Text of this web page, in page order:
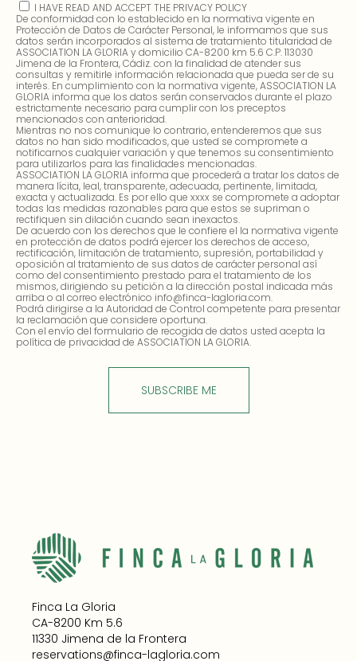
I HAVE READ AND ACCEPT THE PRIVACY POLICY
De conformidad con lo establecido en la normativa vigente en
Protección de Datos de Carácter Personal, le informamos que sus
datos serán incorporados al sistema de tratamiento titularidad de
ASSOCIATION LA GLORIA y domicilio CA-8200 km 5.6 C.P. 113030
Jimena de la Frontera, Cádiz. con la finalidad de atender sus
consultas y remitirle información relacionada que pueda ser de su
interés. En cumplimiento con la normativa vigente, ASSOCIATION LA
GLORIA informa que los datos serán conservados durante el plazo
estrictamente necesario para cumplir con los preceptos
mencionados con anterioridad.
Mientras no nos comunique lo contrario, entenderemos que sus
datos no han sido modificados, que usted se compromete a
notificarnos cualquier variación y que tenemos su consentimiento
para utilizarlos para las finalidades mencionadas.
ASSOCIATION LA GLORIA informa que procederá a tratar los datos de
manera lícita, leal, transparente, adecuada, pertinente, limitada,
exacta y actualizada. Es por ello que xxxx se compromete a adoptar
todas las medidas razonables para que estos se supriman o
rectifiquen sin dilación cuando sean inexactos.
De acuerdo con los derechos que le confiere el la normativa vigente
en protección de datos podrá ejercer los derechos de acceso,
rectificación, limitación de tratamiento, supresión, portabilidad y
oposición al tratamiento de sus datos de carácter personal así
como del consentimiento prestado para el tratamiento de los
mismos, dirigiendo su petición a la dirección postal indicada más
arriba o al correo electrónico info@finca-lagloria.com.
Podrá dirigirse a la Autoridad de Control competente para presentar
la reclamación que considere oportuna.
Con el envío del formulario de recogida de datos usted acepta la
política de privacidad de ASSOCIATION LA GLORIA.
Finca La Gloria
CA-8200 Km 5.6
11330 Jimena de la Frontera
reservations@finca-lagloria.com